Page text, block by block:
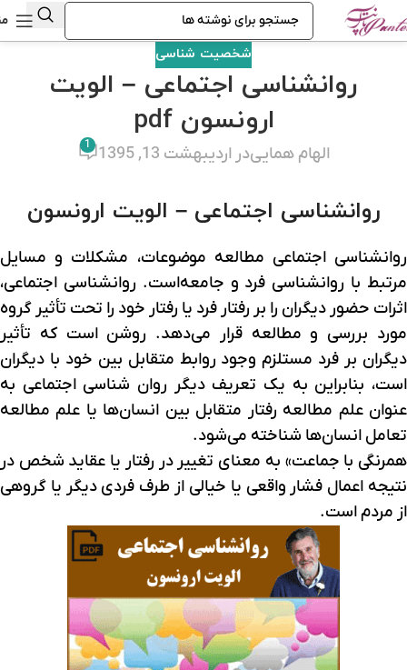
شخصیت شناسی
روانشناسی اجتماعی – الویت
ارونسون pdf
الهام هماییدر اردیبهشت 13, 1395 1
روانشناسی اجتماعی – الویت ارونسون
روانشناسی اجتماعی مطالعه موضوعات، مشکلات و مسایل
مرتبط با روانشناسی فرد و جامعه‌است. روانشناسی اجتماعی،
اثرات حضور دیگران را بر رفتار فرد یا رفتار خود را تحت تأثیر گروه
مورد بررسی و مطالعه قرار می‌دهد. روشن است که تأثیر
دیگران بر فرد مستلزم وجود روابط متقابل بین خود با دیگران
است، بنابراین به یک تعریف دیگر روان شناسی اجتماعی به
عنوان علم مطالعه رفتار متقابل بین انسان‌ها یا علم مطالعه
تعامل انسان‌ها شناخته می‌شود.
همرنگی با جماعت» به معنای تغییر در رفتار یا عقاید شخص در
نتیجه اعمال فشار واقعی یا خیالی از طرف فردی دیگر یا گروهی
از مردم است.